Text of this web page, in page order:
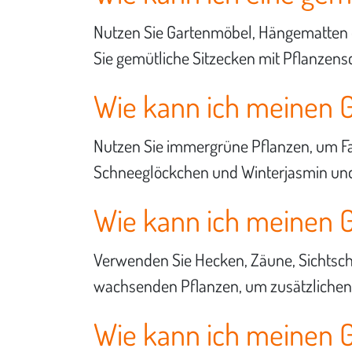
Nutzen Sie Gartenmöbel,
Sie gemütliche Sitzecken mit
Wie kann ich meinen
Nutzen Sie immergrüne Pflanzen, um
Schneeglöckchen und Winterjasmin
Wie kann ich meinen
Verwenden Sie Hecken, Zäune,
wachsenden Pflanzen, um
Wie kann ich meinen